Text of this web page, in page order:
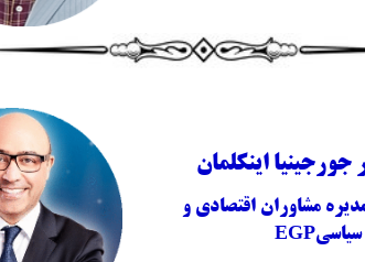
جورجینیا اینکلمان
مشاوران اقتصادی و
سیاسیEGP